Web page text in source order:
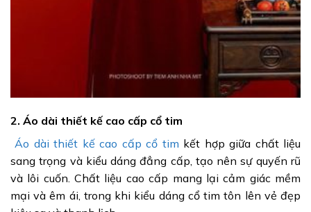
2. Áo dài thiết kế cao cấp cổ tim
Áo dài thiết kế cao cấp cổ tim kết hợp giữa chất liệu
sang trọng và kiểu dáng đẳng cấp, tạo nên sự quyến rũ
và lôi cuốn. Chất liệu cao cấp mang lại cảm giác mềm
mại và êm ái, trong khi kiểu dáng cổ tim tôn lên vẻ đẹp